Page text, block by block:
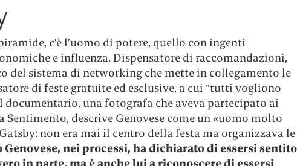
c’è l’uomo di potere, quello con ingenti
e influenza. Dispensatore di raccomandazioni,
del sistema di networking che mette in collegamento le
di feste gratuite ed esclusive, a cui “tutti vogliono
documentario, una fotografa che aveva partecipato ai
Sentimento, descrive Genovese come un «uomo molto
non era mai il centro della festa ma organizzava le
Genovese, nei processi, ha dichiarato di essersi sentito